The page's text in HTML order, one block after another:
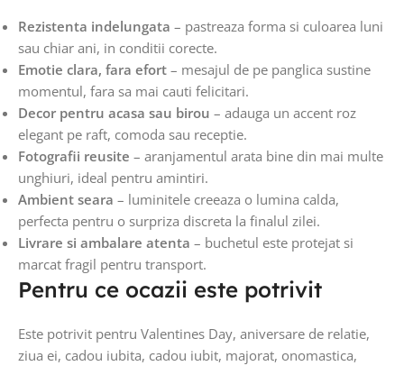
Rezistenta indelungata – pastreaza forma si culoarea luni
sau chiar ani, in conditii corecte.
Emotie clara, fara efort – mesajul de pe panglica sustine
momentul, fara sa mai cauti felicitari.
Decor pentru acasa sau birou – adauga un accent roz
elegant pe raft, comoda sau receptie.
Fotografii reusite – aranjamentul arata bine din mai multe
unghiuri, ideal pentru amintiri.
Ambient seara – luminitele creeaza o lumina calda,
perfecta pentru o surpriza discreta la finalul zilei.
Livrare si ambalare atenta – buchetul este protejat si
marcat fragil pentru transport.
Pentru ce ocazii este potrivit
Este potrivit pentru Valentines Day, aniversare de relatie,
ziua ei, cadou iubita, cadou iubit, majorat, onomastica,